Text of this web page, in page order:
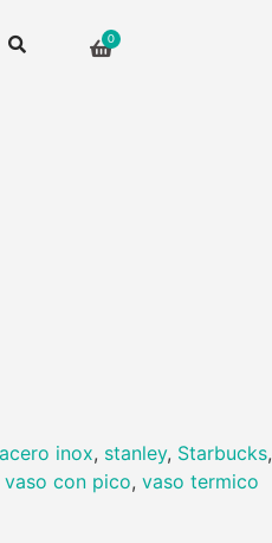
acero inox, stanley, Starbucks,
vaso con pico, vaso termico